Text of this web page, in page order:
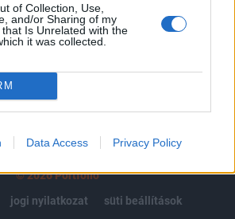
of Collection, Use,
and/or Sharing of my
Is Unrelated with the
it was collected.
Data Access Privacy Policy
VAGY? BEJELENTKEZÉS
© 2026 Portfolio
jogi nyilatkozat süti beállítások